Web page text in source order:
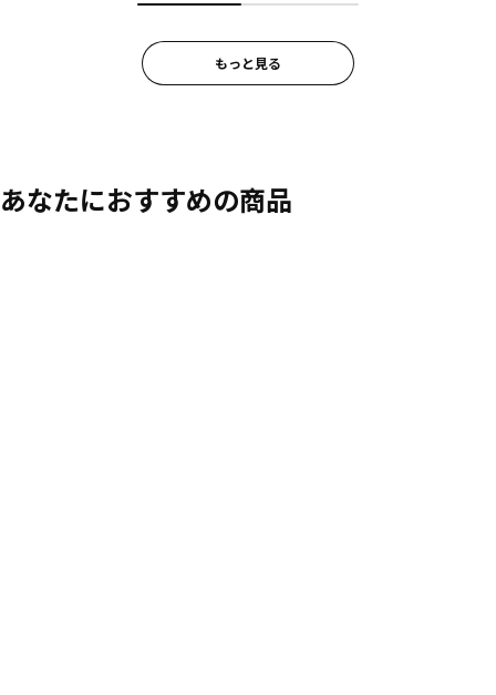
もっと見る
あなたにおすすめの商品